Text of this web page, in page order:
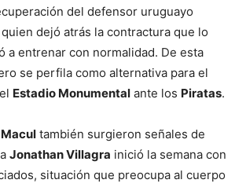
del defensor uruguayo
quien dejó atrás la contractura que lo
a entrenar con normalidad. De esta
se perfila como alternativa para el
Estadio Monumental ante los Piratas.
Macul también surgieron señales de
Jonathan Villagra inició la semana con
situación que preocupa al cuerpo